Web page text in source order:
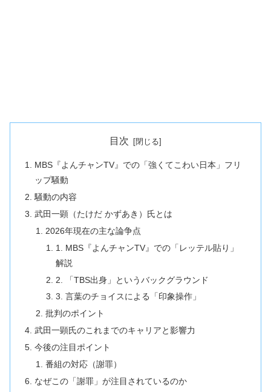
目次
MBS『よんチャンTV』での「強くてこわい日本」フリ
ップ騒動
騒動の内容
武田一顕（たけだ かずあき）氏とは
2026年現在の主な論争点
1. MBS『よんチャンTV』での「レッテル貼り」
解説
2. 「TBS出身」というバックグラウンド
3. 言葉のチョイスによる「印象操作」
批判のポイント
武田一顕氏のこれまでのキャリアと影響力
今後の注目ポイント
番組の対応（謝罪）
なぜこの「謝罪」が注目されているのか